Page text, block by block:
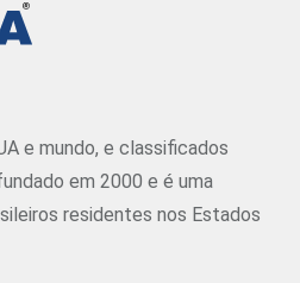
e mundo, e classificados
em 2000 e é uma
residentes nos Estados